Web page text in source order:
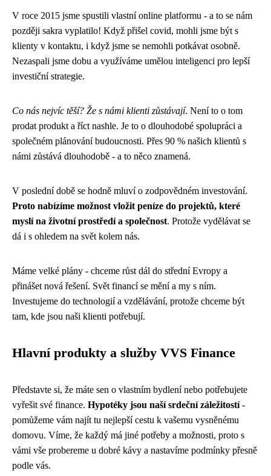
V roce 2015 jsme spustili vlastní online platformu - a to se nám
později sakra vyplatilo! Když přišel covid, mohli jsme být s
klienty v kontaktu, i když jsme se nemohli potkávat osobně.
Nezaspali jsme dobu a využíváme umělou inteligenci pro lepší
investiční strategie.
Co nás nejvíc těší? Že s námi klienti zůstávají. Není to o tom
prodat produkt a říct nashle. Je to o dlouhodobé spolupráci a
společném plánování budoucnosti. Přes 90 % našich klientů s
námi zůstává dlouhodobě - a to něco znamená.
V poslední době se hodně mluví o zodpovědném investování.
Proto nabízíme možnost vložit peníze do projektů, které
myslí na životní prostředí a společnost. Protože vydělávat se
dá i s ohledem na svět kolem nás.
Máme velké plány - chceme růst dál do střední Evropy a
přinášet nová řešení. Svět financí se mění a my s ním.
Investujeme do technologií a vzdělávání, protože chceme být
tam, kde jsou naši klienti potřebují.
Hlavní produkty a služby VVS Finance
Představte si, že máte sen o vlastním bydlení nebo potřebujete
vyřešit své finance. Hypotéky jsou naší srdeční záležitostí-
pomůžeme vám najít tu nejlepší cestu k vašemu vysněnému
domovu. Víme, že každý má jiné potřeby a možnosti, proto s
vámi vše probereme u dobré kávy a nastavíme podmínky přesně
podle vás.